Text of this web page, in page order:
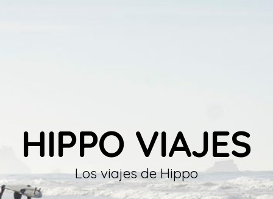
HIPPO VIAJES
Los viajes de Hippo